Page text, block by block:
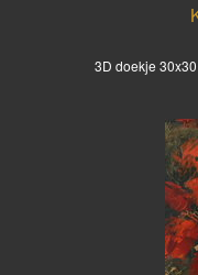
3D doekje